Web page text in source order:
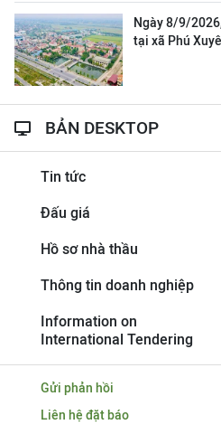
Ngày 8/9/
tại xã Phú
BẢN DESKTOP
Tin tức
Đấu giá
Hồ sơ nhà thầu
Thông tin doanh nghiệp
Information on
International Tendering
Gửi phản hồi
Liên hệ đặt báo